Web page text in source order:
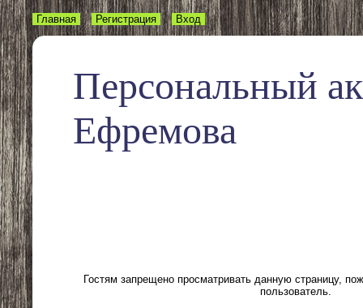
Персональный
Ефремова
Главная Регистрация Вход
Гостям запрещено просматривать данную страницу,
пользователь.